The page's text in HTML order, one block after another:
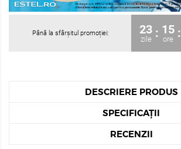
Până la sfârșitul promoției: 23
zile : 15
ore :
DESCRIERE PRODUS
SPECIFICAȚII
RECENZII